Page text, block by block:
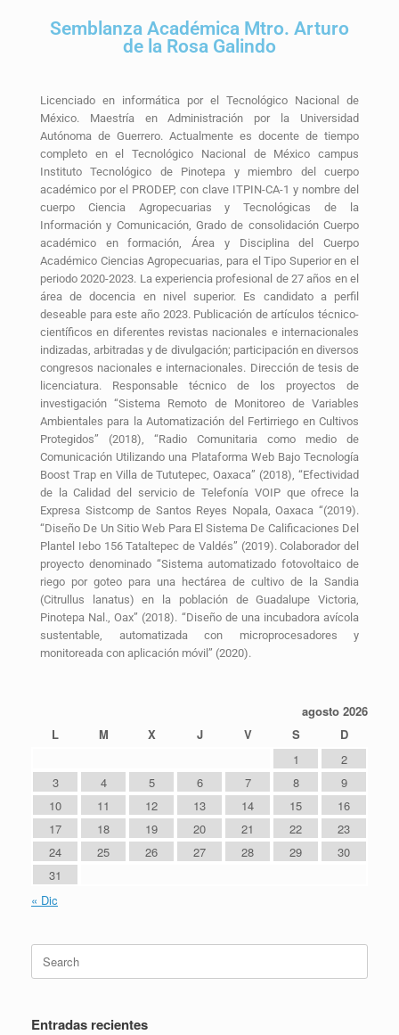
Semblanza Académica Mtro. Arturo
de la Rosa Galindo
Licenciado en informática por el Tecnológico Nacional de
México. Maestría en Administración por la Universidad
Autónoma de Guerrero. Actualmente es docente de tiempo
completo en el Tecnológico Nacional de México campus
Instituto Tecnológico de Pinotepa y miembro del cuerpo
académico por el PRODEP, con clave ITPIN-CA-1 y nombre del
cuerpo Ciencia Agropecuarias y Tecnológicas de la
Información y Comunicación, Grado de consolidación Cuerpo
académico en formación, Área y Disciplina del Cuerpo
Académico Ciencias Agropecuarias, para el Tipo Superior en el
periodo 2020-2023. La experiencia profesional de 27 años en el
área de docencia en nivel superior. Es candidato a perfil
deseable para este año 2023. Publicación de artículos técnico-
científicos en diferentes revistas nacionales e internacionales
indizadas, arbitradas y de divulgación; participación en diversos
congresos nacionales e internacionales. Dirección de tesis de
licenciatura. Responsable técnico de los proyectos de
investigación “Sistema Remoto de Monitoreo de Variables
Ambientales para la Automatización del Fertirriego en Cultivos
Protegidos” (2018), “Radio Comunitaria como medio de
Comunicación Utilizando una Plataforma Web Bajo Tecnología
Boost Trap en Villa de Tututepec, Oaxaca” (2018), “Efectividad
de la Calidad del servicio de Telefonía VOIP que ofrece la
Expresa Sistcomp de Santos Reyes Nopala, Oaxaca “(2019).
“Diseño De Un Sitio Web Para El Sistema De Calificaciones Del
Plantel Iebo 156 Tataltepec de Valdés” (2019). Colaborador del
proyecto denominado “Sistema automatizado fotovoltaico de
riego por goteo para una hectárea de cultivo de la Sandia
(Citrullus lanatus) en la población de Guadalupe Victoria,
Pinotepa Nal., Oax” (2018). “Diseño de una incubadora avícola
sustentable, automatizada con microprocesadores y
monitoreada con aplicación móvil” (2020).
agosto 2026
L
M X J V S
D
1
2
3
4 5 6 7 8
9
10
11 12 13 14 15
16
17
18 19 20 21 22
23
24
25 26 27 28 29
30
31
« Dic
Entradas recientes